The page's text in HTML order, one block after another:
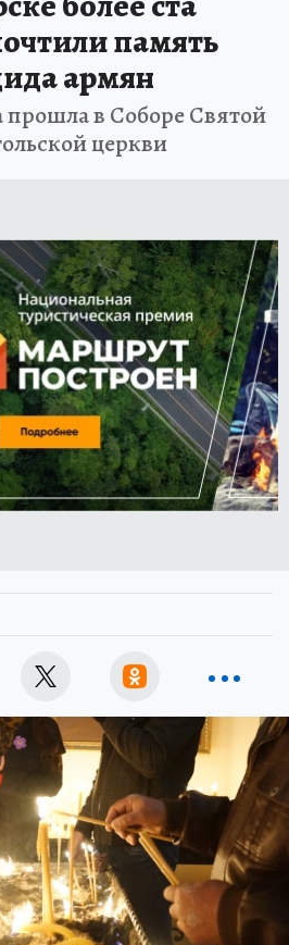
память
армян
в Соборе Святой
церкви